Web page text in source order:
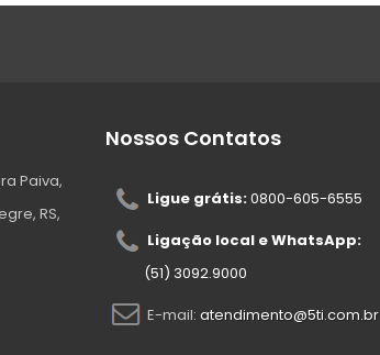
Paiva,
RS,
Nossos Contatos
Ligue grátis:0800-605-6555
Ligação local e WhatsApp:
(51) 3092.9000
E-mail: atendimento@5ti.com.br